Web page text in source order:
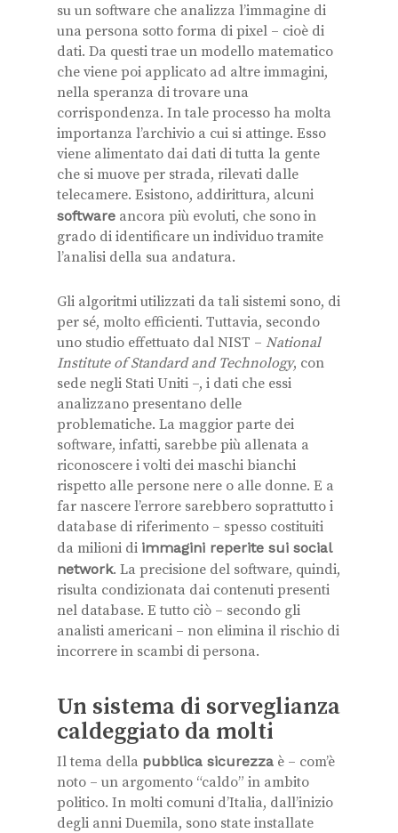
su un software che analizza l’immagine di
una persona sotto forma di pixel – cioè di
dati. Da questi trae un modello matematico
che viene poi applicato ad altre immagini,
nella speranza di trovare una
corrispondenza. In tale processo ha molta
importanza l’archivio a cui si attinge. Esso
viene alimentato dai dati di tutta la gente
che si muove per strada, rilevati dalle
telecamere. Esistono, addirittura, alcuni
software ancora più evoluti, che sono in
grado di identificare un individuo tramite
l’analisi della sua andatura.
Gli algoritmi utilizzati da tali sistemi sono, di
per sé, molto efficienti. Tuttavia, secondo
uno studio effettuato dal NIST – National
Institute of Standard and Technology, con
sede negli Stati Uniti –, i dati che essi
analizzano presentano delle
problematiche. La maggior parte dei
software, infatti, sarebbe più allenata a
riconoscere i volti dei maschi bianchi
rispetto alle persone nere o alle donne. E a
far nascere l’errore sarebbero soprattutto i
database di riferimento – spesso costituiti
da milioni di immagini reperite sui social
network. La precisione del software, quindi,
risulta condizionata dai contenuti presenti
nel database. E tutto ciò – secondo gli
analisti americani – non elimina il rischio di
incorrere in scambi di persona.
Un sistema di sorveglianza
caldeggiato da molti
Il tema della pubblica sicurezza è – com’è
noto – un argomento “caldo” in ambito
politico. In molti comuni d’Italia, dall’inizio
degli anni Duemila, sono state installate